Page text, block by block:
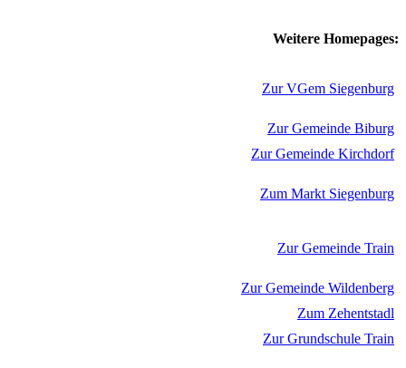
Weitere Homepages:
Zur VGem Siegenburg
Zur Gemeinde Biburg
Zur Gemeinde Kirchdorf
Zum Markt Siegenburg
Zur Gemeinde Train
Zur Gemeinde Wildenberg
Zum Zehentstadl
Zur Grundschule Train